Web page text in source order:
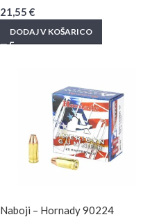
21,55 €
DODAJ V KOŠARICO
Naboji – Hornady 90224